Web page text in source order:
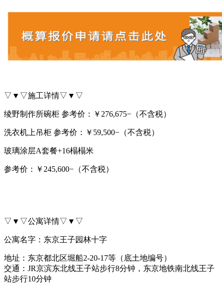
▽▼▽施工详情▽▼▽
绫野制作所碗柜 参考价：￥276,675−（不含税）
洗衣机上吊柜 参考价：￥59,500−（不含税）
玻璃涂层A套餐+16榻榻米
参考价：￥245,600−（不含税）
▽▼▽公寓详情▽▼▽
公寓名字：东京王子园林十字
地址：东京都北区堀船2-20-17等（底土地编号）
交通：JR京滨东北线王子站步行8分钟，东京地铁南北线王子
站步行10分钟